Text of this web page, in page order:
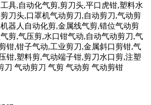
具,自动化气剪,剪刀头,平口虎钳,塑料水
刀头,口罩机气动剪刀,自动剪刀,气动剪
器人自动化剪,金属线气剪,错位气动剪
剪,气压剪,水口钳气动,自动气动剪刀,气
钳,钳子气动,工业剪刀,金属斜口剪钳,气
钳,塑料剪,气动端子钳,剪刀水口剪,注塑
刀 气动剪刀 气剪 气动剪 气动剪钳